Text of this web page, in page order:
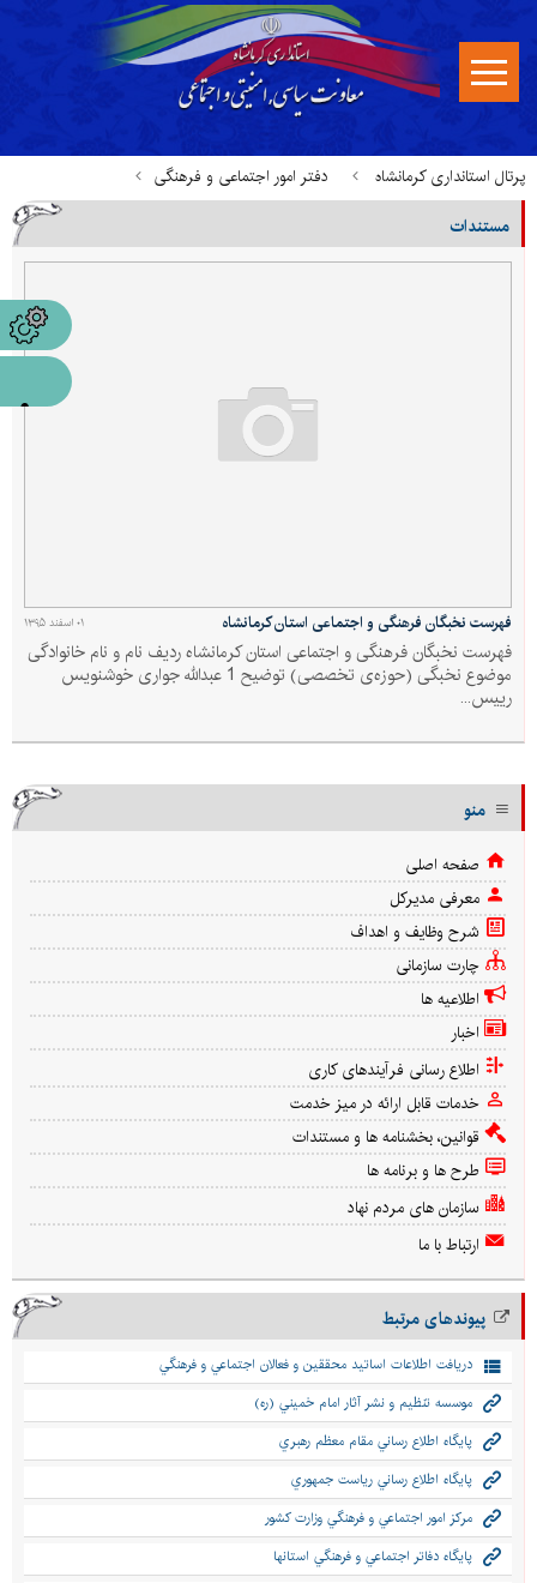
پرتال استانداری کرمانشاه دفتر امور اجتماعی و فرهنگی
قوانین، بخشنامه ها و مستندات
مستندات
۰۱ اسفند ۱۳۹۵ فهرست نخبگان فرهنگی و اجتماعی استان کرمانشاه
فهرست نخبگان فرهنگی و اجتماعی استان کرمانشاه ردیف نام و نام خانوادگی
موضوع نخبگی (حوزه‌ی تخصصی) توضیح 1 عبدالله جواری خوشنویس
رییس...
منو
صفحه اصلی
معرفی مدیرکل
شرح وظایف و اهداف
چارت سازمانی
اطلاعیه ها
اخبار
اطلاع رسانی فرآیندهای کاری
خدمات قابل ارائه در میز خدمت
قوانین، بخشنامه ها و مستندات
طرح ها و برنامه ها
سازمان های مردم نهاد
ارتباط با ما
پیوندهای مرتبط
دريافت اطلاعات اساتيد محققين و فعالان اجتماعي و فرهنگي
موسسه تنظيم و نشر آثار امام خميني (ره)
پايگاه اطلاع رساني مقام معظم رهبري
پايگاه اطلاع رساني رياست جمهوري
مركز امور اجتماعي و فرهنگي وزارت كشور
پايگاه دفاتر اجتماعي و فرهنگي استانها